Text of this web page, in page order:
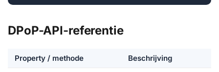
DPoP-API-referentie
Property / methode Beschrijving